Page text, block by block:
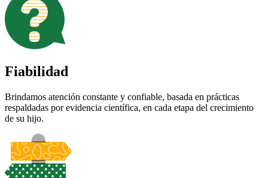
Fiabilidad
Brindamos atención constante y confiable, basada en prácticas
respaldadas por evidencia científica, en cada etapa del crecimiento
de su hijo.